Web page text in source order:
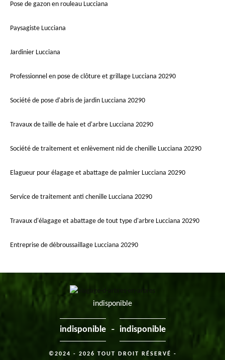
Pose de gazon en rouleau Lucciana
Paysagiste Lucciana
Jardinier Lucciana
Professionnel en pose de clôture et grillage Lucciana 20290
Société de pose d'abris de jardin Lucciana 20290
Travaux de taille de haie et d'arbre Lucciana 20290
Société de traitement et enlèvement nid de chenille Lucciana 20290
Elagueur pour élagage et abattage de palmier Lucciana 20290
Service de traitement anti chenille Lucciana 20290
Travaux d'élagage et abattage de tout type d'arbre Lucciana 20290
Entreprise de débroussaillage Lucciana 20290
indisponible
indisponible - indisponible
©2024 - 2026 TOUT DROIT RÉSERVÉ -